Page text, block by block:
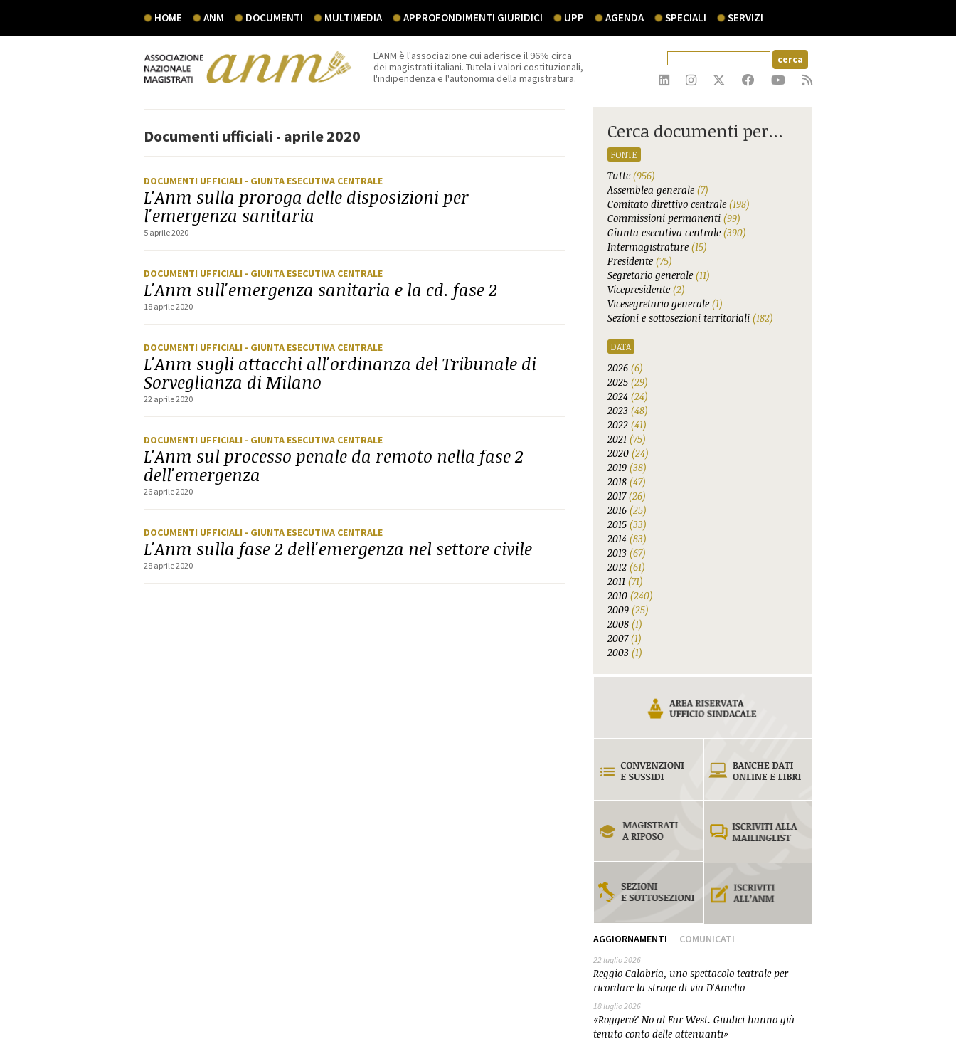
HOME ANM DOCUMENTI MULTIMEDIA APPROFONDIMENTI GIURIDICI UPP AGENDA SPECIALI SERVIZI
L'ANM è l'associazione cui aderisce il 96% circa
dei magistrati italiani. Tutela i valori costituzionali,
l'indipendenza e l'autonomia della magistratura.
Documenti ufficiali - aprile 2020
DOCUMENTI UFFICIALI - GIUNTA ESECUTIVA CENTRALE
L'Anm sulla proroga delle disposizioni per
l'emergenza sanitaria
5 aprile 2020
DOCUMENTI UFFICIALI - GIUNTA ESECUTIVA CENTRALE
L'Anm sull'emergenza sanitaria e la cd. fase 2
18 aprile 2020
DOCUMENTI UFFICIALI - GIUNTA ESECUTIVA CENTRALE
L'Anm sugli attacchi all'ordinanza del Tribunale di
Sorveglianza di Milano
22 aprile 2020
DOCUMENTI UFFICIALI - GIUNTA ESECUTIVA CENTRALE
L'Anm sul processo penale da remoto nella fase 2
dell'emergenza
26 aprile 2020
DOCUMENTI UFFICIALI - GIUNTA ESECUTIVA CENTRALE
L'Anm sulla fase 2 dell'emergenza nel settore civile
28 aprile 2020
Cerca documenti per...
FONTE
Tutte(956)
Assemblea generale(7)
Comitato direttivo centrale(198)
Commissioni permanenti (99)
Giunta esecutiva centrale(390)
Intermagistrature(15)
Presidente(75)
Segretario generale(11)
Vicepresidente(2)
Vicesegretario generale(1)
Sezioni e sottosezioni territoriali (182)
DATA
2026 (6)
2025 (29)
2024 (24)
2023 (48)
2022 (41)
2021 (75)
2020 (24)
2019 (38)
2018 (47)
2017(26)
2016 (25)
2015 (33)
2014 (83)
2013 (67)
2012 (61)
2011 (71)
2010 (240)
2009 (25)
2008 (1)
2007(1)
2003 (1)
AGGIORNAMENTI COMUNICATI
22 luglio 2026
Reggio Calabria, uno spettacolo teatrale per
ricordare la strage di via D'Amelio
18 luglio 2026
«Roggero? No al Far West. Giudici hanno già
tenuto conto delle attenuanti»